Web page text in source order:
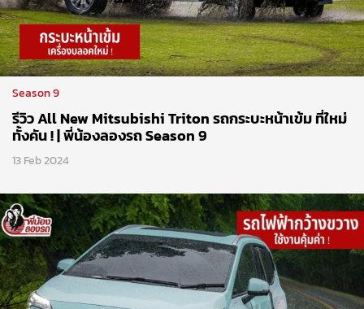
Season 9
รีวิว All New Mitsubishi Triton รถกระบะหน้าเข้ม ที่ใหม่
ทั้งคัน ! | พี่น้องลองรถ Season 9
13 Feb 2024